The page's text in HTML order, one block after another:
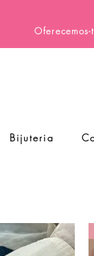
Bijuteria